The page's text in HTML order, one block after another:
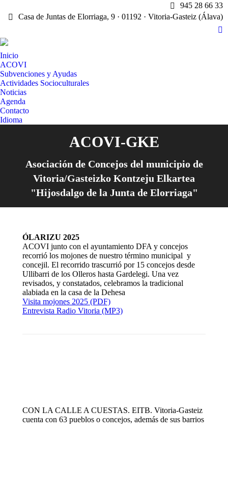
945 28 66 33
Casa de Juntas de Elorriaga, 9 · 01192 · Vitoria-Gasteiz (Álava)
X
Inicio
ACOVI
Subvenciones y Ayudas
Actividades Socioculturales
Noticias
Agenda
Contacto
Idioma
ACOVI-GKE
Asociación de Concejos del municipio de
Vitoria/Gasteizko Kontzeju Elkartea
"Hijosdalgo de la Junta de Elorriaga"
ÓLARIZU 2025
ACOVI junto con el ayuntamiento DFA y concejos
recorrió los mojones de nuestro término municipal y
concejil. El recorrido trascurrió por 15 concejos desde
Ullibarri de los Olleros hasta Gardelegi. Una vez
revisados, y constatados, celebramos la tradicional
alabiada en la casa de la Dehesa
Visita mojones 2025 (PDF)
Entrevista Radio Vitoria (MP3)
CON LA CALLE A CUESTAS. EITB. Vitoria-Gasteiz
cuenta con 63 pueblos o concejos, además de sus barrios